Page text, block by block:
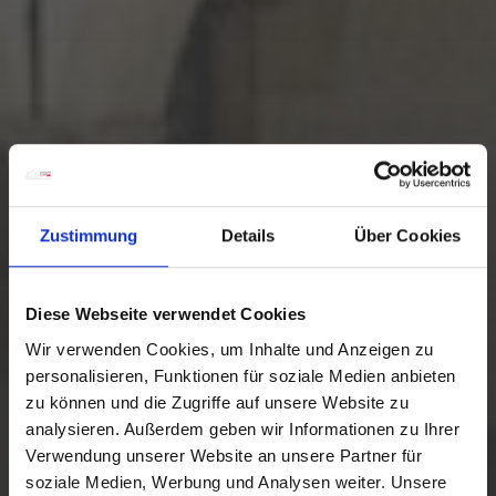
Zustimmung Details Über Cookies
Diese Webseite verwendet Cookies
Wir verwenden Cookies, um Inhalte und Anzeigen zu
personalisieren, Funktionen für soziale Medien anbieten
zu können und die Zugriffe auf unsere Website zu
analysieren. Außerdem geben wir Informationen zu Ihrer
Verwendung unserer Website an unsere Partner für
soziale Medien, Werbung und Analysen weiter. Unsere